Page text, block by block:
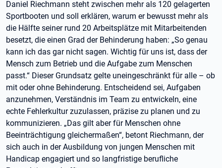
Daniel Riechmann steht zwischen mehr als 120 gelagerten
Sportbooten und soll erklären, warum er bewusst mehr als
die Hälfte seiner rund 20 Arbeitsplätze mit Mitarbeitenden
besetzt, die einen Grad der Behinderung haben: „So genau
kann ich das gar nicht sagen. Wichtig für uns ist, dass der
Mensch zum Betrieb und die Aufgabe zum Menschen
passt.“ Dieser Grundsatz gelte uneingeschränkt für alle – ob
mit oder ohne Behinderung. Entscheidend sei, Aufgaben
anzunehmen, Verständnis im Team zu entwickeln, eine
echte Fehlerkultur zuzulassen, präzise zu planen und zu
kommunizieren. „Das gilt aber für Menschen ohne
Beeinträchtigung gleichermaßen“, betont Riechmann, der
sich auch in der Ausbildung von jungen Menschen mit
Handicap engagiert und so langfristige berufliche